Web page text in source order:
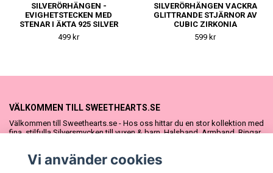
SILVERÖRHÄNGEN -
EVIGHETSTECKEN MED
STENAR I ÄKTA 925 SILVER
499 kr
SILVERÖRHÄNGEN VACKRA
GLITTRANDE STJÄRNOR AV
CUBIC ZIRKONIA
599 kr
VÄLKOMMEN TILL SWEETHEARTS.SE
Välkommen till Sweethearts.se - Hos oss hittar du en stor kollektion med
fina, stilfulla Silversmycken till vuxen & barn. Halsband, Armband, Ringar
vår söta Sweethearts kolllektion med barnsmycken, tyllkjolar &
Vi använder cookies